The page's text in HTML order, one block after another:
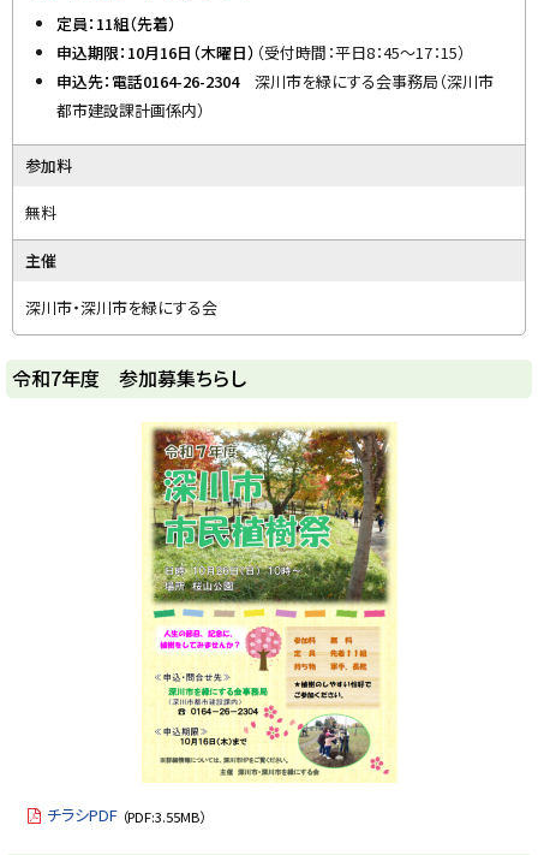
定員：11組（先着）
申込期限：10月16日（木曜日） （受付時間：平日8：45～17：15）
申込先：電話0164-26-2304深川市を緑にする会事務局（深川市
都市建設課計画係内）
参加料
無料
主催
深川市・深川市を緑にする会
ト
ッ
令和7年度 参加募集ちらし
チラシPDF （PDF:3.55MB）